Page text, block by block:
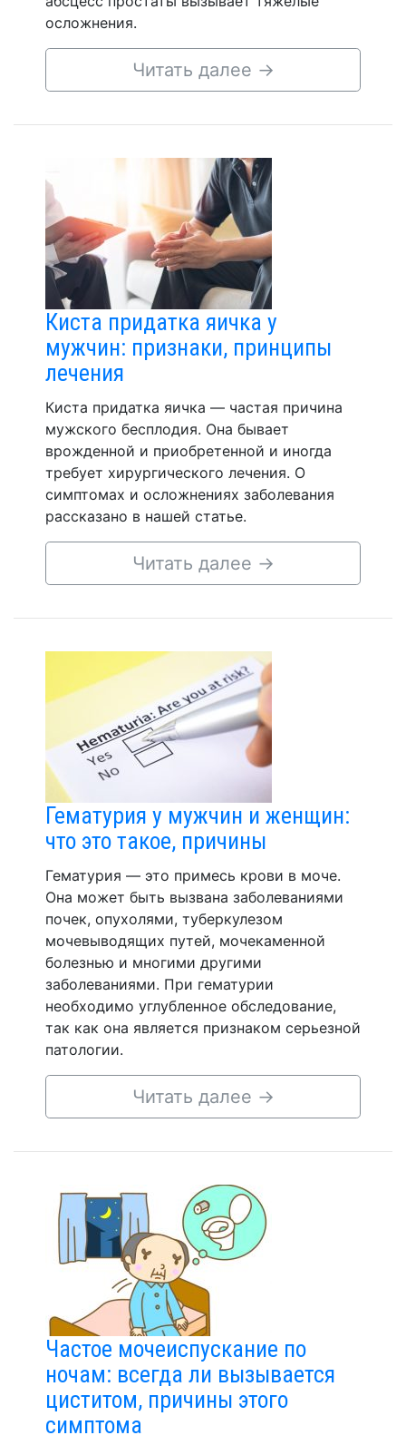
осложнения.
Читать далее →
Киста придатка яичка у
мужчин: признаки, принципы
лечения
Киста придатка яичка — частая причина
мужского бесплодия. Она бывает
врожденной и приобретенной и иногда
требует хирургического лечения. О
симптомах и осложнениях заболевания
рассказано в нашей статье.
Читать далее →
Гематурия у мужчин и женщин:
что это такое, причины
Гематурия — это примесь крови в моче.
Она может быть вызвана заболеваниями
почек, опухолями, туберкулезом
мочевыводящих путей, мочекаменной
болезнью и многими другими
заболеваниями. При гематурии
необходимо углубленное обследование,
так как она является признаком серьезной
патологии.
Читать далее →
Частое мочеиспускание по
ночам: всегда ли вызывается
циститом, причины этого
симптома